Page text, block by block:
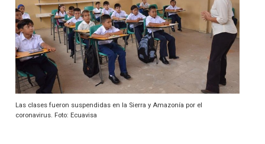
Las clases fueron suspendidas en la Sierra y Amazonía por el
coronavirus. Foto: Ecuavisa